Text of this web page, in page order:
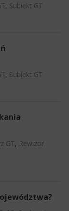
, Subiekt GT
, Subiekt GT
GT, Rewizor